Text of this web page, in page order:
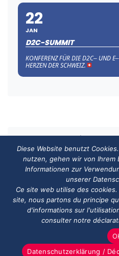
22
JAN
D2C-SUMMIT
KONFERENZ FÜR DIE D2C‒ UND
HERZEN DER SCHWEIZ.
Home»2016»November
HANDELSVERBAND.swiss
ASSOCIATION DE
3000 Bern
info@handelsverband.swiss
© 2026 Copyright -
Impressum
Datenschutzerklärung
Diese Website benutzt
nutzen, gehen wir von Ihrem
Informationen zur
unserer
Ce site web utilise des
site, nous partons du principe
d'informations sur
consulter notre
Datenschutzerklärung /